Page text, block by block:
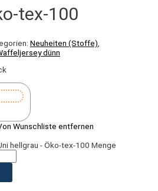
tex-100
Neuheiten (Stoffe)
dünn
Wunschliste entfernen
hellgrau - Öko-tex-100 Menge